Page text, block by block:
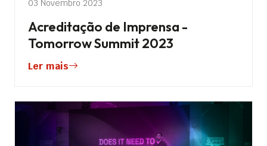
03 Novembro 2023
Acreditação de Imprensa -
Tomorrow Summit 2023
Ler mais